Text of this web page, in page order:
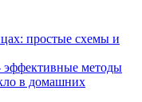
простые схемы и
методы
в домашних